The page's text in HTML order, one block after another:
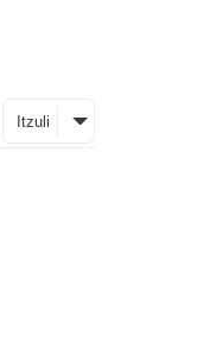
Itzuli